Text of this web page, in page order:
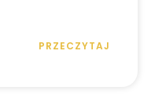
PRZECZYTAJ